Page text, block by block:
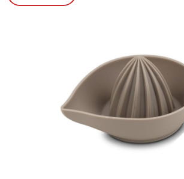
MATABI